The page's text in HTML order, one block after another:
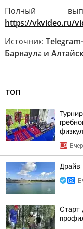
Полный
https://vkvideo.ru/
Источник:
Барнаула и
ТОП
Драйв
Старт